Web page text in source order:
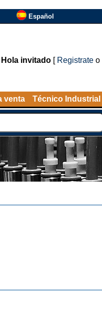
Español
Hola invitado[ Registrateo
venta Técnico Industrial